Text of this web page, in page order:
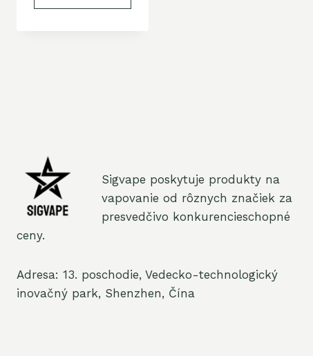
Sigvape poskytuje produkty na
vapovanie od rôznych značiek za
presvedčivo konkurencieschopné
ceny.
Adresa: 13. poschodie, Vedecko-technologický
inovačný park, Shenzhen, Čína